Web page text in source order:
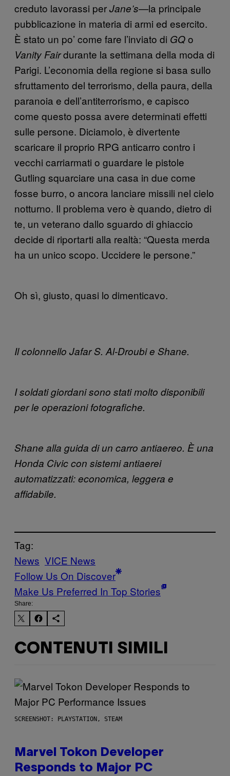
creduto lavorassi perJane’s—la principale
pubblicazione in materia di armi ed esercito.
È stato un po’ come fare l’inviato di GQo
Vanity Fairdurante la settimana della moda di
Parigi. L’economia della regione si basa sullo
sfruttamento del terrorismo, della paura, della
paranoia e dell’antiterrorismo, e capisco
come questo possa avere determinati effetti
sulle persone. Diciamolo, è divertente
scaricare il proprio RPG anticarro contro i
vecchi carriarmati o guardare le pistole
Gutling squarciare una casa in due come
fosse burro, o ancora lanciare missili nel cielo
notturno. Il problema vero è quando, dietro di
te, un veterano dallo sguardo di ghiaccio
decide di riportarti alla realtà: “Questa merda
ha un unico scopo. Uccidere le persone.”
Oh sì, giusto, quasi lo dimenticavo.
Il colonnello Jafar S. Al-Droubi e Shane.
I soldati giordani sono stati molto disponibili
per le operazioni fotografiche.
Shane alla guida di un carro antiaereo. È una
Honda Civic con sistemi antiaerei
automatizzati: economica, leggera e
affidabile.
Tag:
News VICE News
Follow Us On Discover
Make Us Preferred In Top Stories
Share:
CONTENUTI SIMILI
SCREENSHOT: PLAYSTATION, STEAM
Marvel Tokon Developer
Responds to Major PC